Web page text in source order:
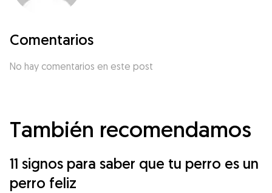
Comentarios
No hay comentarios en este post
También recomendamos
11 signos para saber que tu perro es un
perro feliz